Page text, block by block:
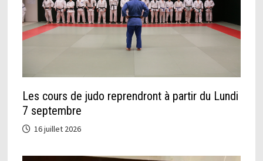
Les cours de judo reprendront à partir du Lundi
7 septembre
16 juillet 2026